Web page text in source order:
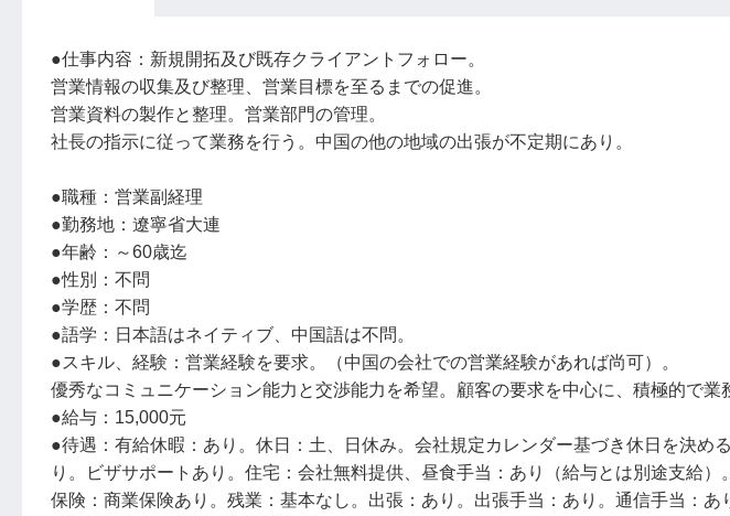
●仕事内容：新規開拓及び既存クライアントフォロー。
営業情報の収集及び整理、営業目標を至るまでの促進。
営業資料の製作と整理。営業部門の管理。
社長の指示に従って業務を行う。中国の他の地域の出張が不定期にあり。
●職種：営業副経理
●勤務地：遼寧省大連
●年齢：～60歳迄
●性別：不問
●学歴：不問
●語学：日本語はネイティブ、中国語は不問。
●スキル、経験：営業経験を要求。（中国の会社での営業経験があれば尚可）。
優秀なコミュニケーション能力と交渉能力を希望。顧客の要求を中心に、積極的で業
●給与：15,000元
●待遇：有給休暇：あり。休日：土、日休み。会社規定カレンダー基づき休日を決め
り。ビザサポートあり。住宅：会社無料提供、昼食手当：あり（給与とは別途支給）
保険：商業保険あり。残業：基本なし。出張：あり。出張手当：あり。通信手当：